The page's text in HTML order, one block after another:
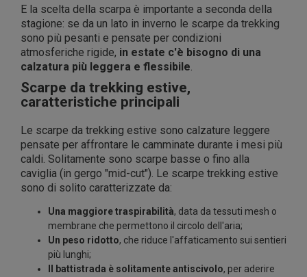
E la scelta della scarpa è importante a seconda della
stagione: se da un lato in inverno le scarpe da trekking
sono più pesanti e pensate per condizioni
atmosferiche rigide, in estate c'è bisogno di una
calzatura più leggera e flessibile.
Scarpe da trekking estive,
caratteristiche principali
Le scarpe da trekking estive sono calzature leggere
pensate per affrontare le camminate durante i mesi più
caldi. Solitamente sono scarpe basse o fino alla
caviglia (in gergo "mid-cut"). Le scarpe trekking estive
sono di solito caratterizzate da:
Una maggiore traspirabilità, data da tessuti mesh o
membrane che permettono il circolo dell'aria;
Un peso ridotto, che riduce l'affaticamento sui sentieri
più lunghi;
Il battistrada è solitamente antiscivolo, per aderire